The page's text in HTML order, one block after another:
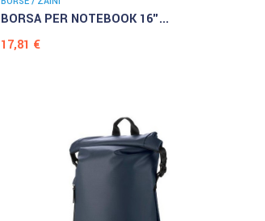
BORSA PER NOTEBOOK 16"...
Prezzo
17,81 €